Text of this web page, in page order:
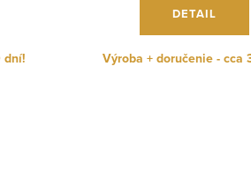
dní!
DETAIL
Výroba + doručenie - cca